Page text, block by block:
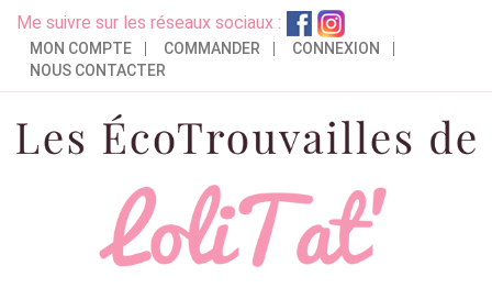
Me suivre sur les réseaux sociaux :
MON COMPTE COMMANDER
CONNEXION
NOUS CONTACTER